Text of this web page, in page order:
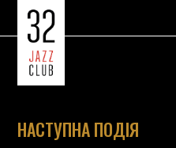
НАСТУПНА ПОДІЯ